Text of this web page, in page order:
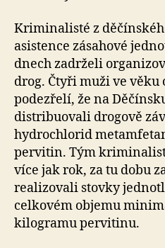
Kriminalisté z
asistence zásahové
dnech zadrželi
drog. Čtyři muži ve věku
podezřelí, že na
distribuovali drogově
hydrochlorid
pervitin. Tým
více jak rok, za tu dobu
realizovali stovky
celkovém objemu
kilogramu pervitinu.